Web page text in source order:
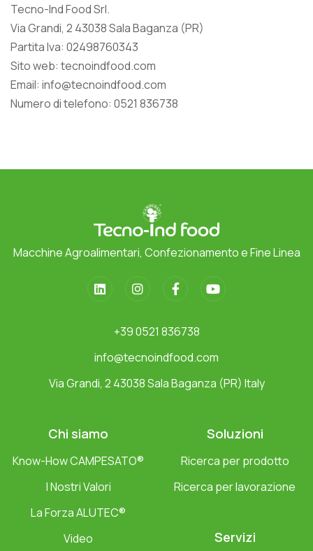
Tecno-Ind Food Srl.
Via Grandi, 2 43038 Sala Baganza (PR)
Partita Iva: 02498760343
Sito web: tecnoindfood.com
Email: info@tecnoindfood.com
Numero di telefono: 0521 836738
Macchine Agroalimentari, Confezionamento e Fine Linea
+39 0521 836738
info@tecnoindfood.com
Via Grandi, 2 43038 Sala Baganza (PR) Italy
Chi siamo
Know-How CAMPESATO®
I Nostri Valori
La Forza ALUTEC®
Video
Soluzioni
Ricerca per prodotto
Ricerca per lavorazione
Servizi